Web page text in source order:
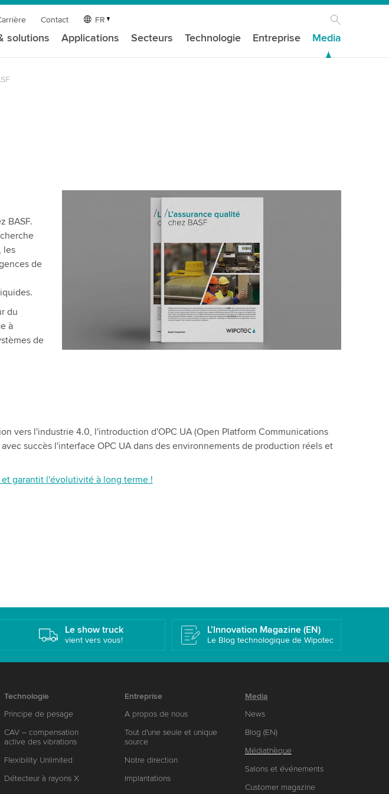
Contact FR
solutions Applications Secteurs Technologie Entreprise Media
BASF.
les
de
du
à
de
vers l'industrie 4.0, l'introduction d'OPC UA (Open Platform Communications
succès l'interface OPC UA dans des environnements de production réels et
garantit l'évolutivité à long terme !
Le show truck
vient vers vous!
L’Innovation Magazine (EN)
Le Blog technologique de Wipotec
Technologie
Principe de pesage
CAV – compensation
active des vibrations
Flexibility Unlimited
Détecteur à rayons X
Entreprise
A propos de nous
Tout d'une seule et unique
source
Notre direction
Implantations
Media
News
Blog (EN)
Médiathèque
Salons et événements
Customer magazine